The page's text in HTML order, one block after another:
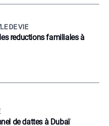
DE VIE
reductions familiales à
de dattes à Dubaï